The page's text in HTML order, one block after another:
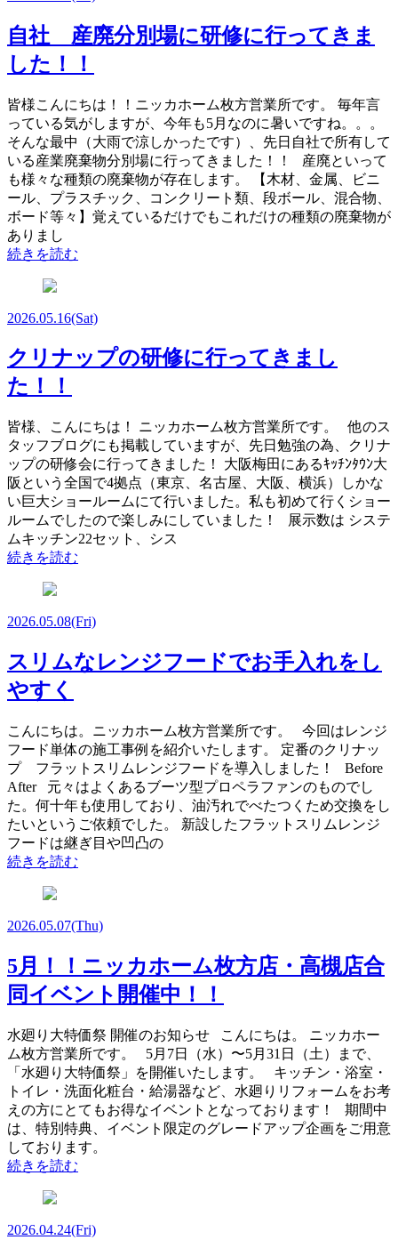
自社 産廃分別場に研修に行ってきま
した！！
皆様こんにちは！！ニッカホーム枚方営業所です。 毎年言
っている気がしますが、今年も5月なのに暑いですね。。。
そんな最中（大雨で涼しかったです）、先日自社で所有して
いる産業廃棄物分別場に行ってきました！！ 産廃といって
も様々な種類の廃棄物が存在します。 【木材、金属、ビニ
ール、プラスチック、コンクリート類、段ボール、混合物、
ボード等々】覚えているだけでもこれだけの種類の廃棄物が
ありまし
続きを読む
2026.05.16(Sat)
クリナップの研修に行ってきまし
た！！
皆様、こんにちは！ ニッカホーム枚方営業所です。 他のス
タッフブログにも掲載していますが、先日勉強の為、クリナ
ップの研修会に行ってきました！ 大阪梅田にあるｷｯﾁﾝﾀｳﾝ大
阪という全国で4拠点（東京、名古屋、大阪、横浜）しかな
い巨大ショールームにて行いました。私も初めて行くショー
ルームでしたので楽しみにしていました！ 展示数は システ
ムキッチン22セット、シス
続きを読む
2026.05.08(Fri)
スリムなレンジフードでお手入れをし
やすく
こんにちは。ニッカホーム枚方営業所です。 今回はレンジ
フード単体の施工事例を紹介いたします。 定番のクリナッ
プ フラットスリムレンジフードを導入しました！ Before
After 元々はよくあるブーツ型プロペラファンのものでし
た。何十年も使用しており、油汚れでべたつくため交換をし
たいというご依頼でした。 新設したフラットスリムレンジ
フードは継ぎ目や凹凸の
続きを読む
2026.05.07(Thu)
5月！！ニッカホーム枚方店・高槻店合
同イベント開催中！！
水廻り大特価祭 開催のお知らせ こんにちは。 ニッカホー
ム枚方営業所です。 5月7日（水）〜5月31日（土）まで、
「水廻り大特価祭」を開催いたします。 キッチン・浴室・
トイレ・洗面化粧台・給湯器など、水廻りリフォームをお考
えの方にとてもお得なイベントとなっております！ 期間中
は、特別特典、イベント限定のグレードアップ企画をご用意
しております。
続きを読む
2026.04.24(Fri)